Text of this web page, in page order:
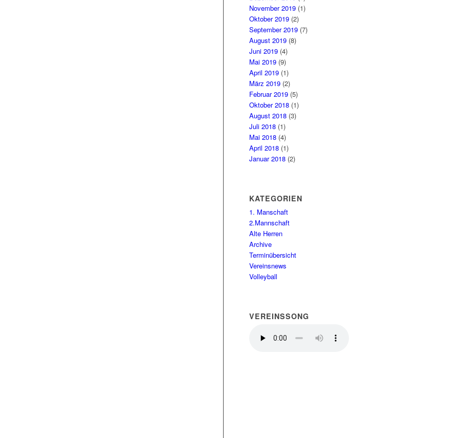
November 2019 (1)
Oktober 2019 (2)
September 2019 (7)
August 2019 (8)
Juni 2019 (4)
Mai 2019 (9)
April 2019 (1)
März 2019 (2)
Februar 2019 (5)
Oktober 2018 (1)
August 2018 (3)
Juli 2018 (1)
Mai 2018 (4)
April 2018 (1)
Januar 2018 (2)
KATEGORIEN
1. Manschaft
2.Mannschaft
Alte Herren
Archive
Terminübersicht
Vereinsnews
Volleyball
VEREINSSONG